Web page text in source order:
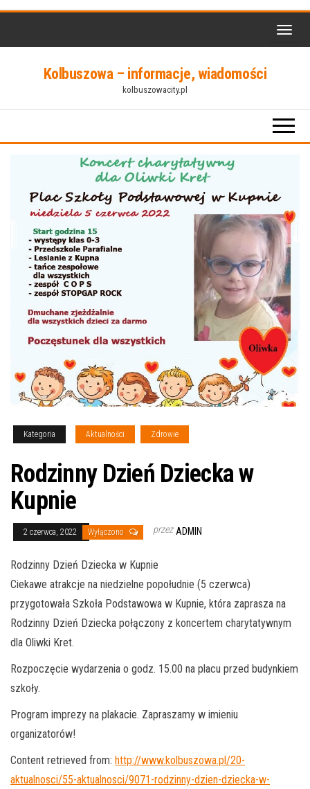
Kolbuszowa – informacje, wiadomości
kolbuszowacity.pl
Kategoria Aktualności Zdrowie
Rodzinny Dzień Dziecka w
Kupnie
2 czerwca, 2022 Wyłączono przez ADMIN
Rodzinny Dzień Dziecka w Kupnie
Ciekawe atrakcje na niedzielne popołudnie (5 czerwca)
przygotowała Szkoła Podstawowa w Kupnie, która zaprasza na
Rodzinny Dzień Dziecka połączony z koncertem charytatywnym
dla Oliwki Kret.
Rozpoczęcie wydarzenia o godz. 15.00 na placu przed budynkiem
szkoły.
Program imprezy na plakacie. Zapraszamy w imieniu
organizatorów!
Content retrieved from: http://www.kolbuszowa.pl/20-
aktualnosci/55-aktualnosci/9071-rodzinny-dzien-dziecka-w-